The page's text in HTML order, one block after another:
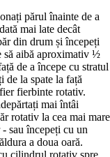
părul înainte de a
mai late decât
din drum și începeți
să aibă aproximativ ½
de a începe cu stratul
de la spate la față
fierbinte rotativ.
mai întâi
rotativ la cea mai mare
sau începeți cu un
a doua oară.
cilindrul rotativ spre